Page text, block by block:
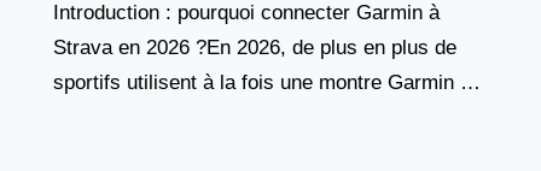
Introduction : pourquoi connecter Garmin à
Strava en 2026 ?En 2026, de plus en plus de
sportifs utilisent à la fois une montre Garmin et